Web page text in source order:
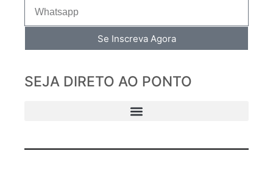
Se Inscreva Agora
SEJA DIRETO AO PONTO